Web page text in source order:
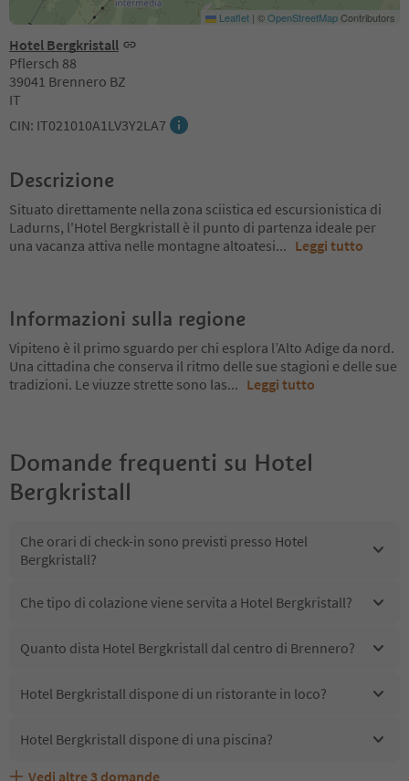
Hotel Bergkristall
Pflersch 88
39041 Brennero BZ
IT
CIN: IT021010A1LV3Y2LA7
Leaflet | ©OpenStreetMapContributors
Descrizione
Situato direttamente nella zona sciistica ed escursionistica di
Ladurns, l'Hotel Bergkristall è il punto di partenza ideale per
una vacanza attiva nelle montagne altoatesi... Leggi tutto
Informazioni sulla regione
Vipiteno è il primo sguardo per chi esplora l’Alto Adige da nord.
Una cittadina che conserva il ritmo delle sue stagioni e delle sue
tradizioni. Le viuzze strette sono las... Leggi tutto
Domande frequenti su Hotel
Bergkristall
Che orari di check-in sono previsti presso Hotel
Bergkristall?
Che tipo di colazione viene servita a Hotel Bergkristall?
Quanto dista Hotel Bergkristall dal centro di Brennero?
Hotel Bergkristall dispone di un ristorante in loco?
Hotel Bergkristall dispone di una piscina?
Vedi altre 3 domande